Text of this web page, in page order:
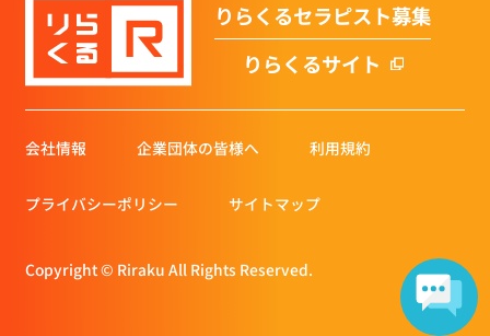
りらくるセラピスト募集
りらくるサイト
会社情報 企業団体の皆様へ 利用規約
プライバシーポリシー サイトマップ
Copyright © Riraku All Rights Reserved.